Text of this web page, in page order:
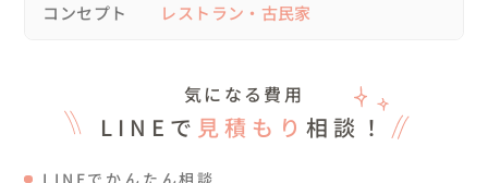
手紙でお互いへの想いを伝えてもらう挙式を行い
13:00 ロケーション撮影
15:00 撮影終了
ー・ー・ー・ー・ー・ー・ー・ー・ー・ー・ー・ー・ー・
コンセプト レストラン・古民家
気になる費用
LINEで 見積もり 相談！
LINEでかんたん相談